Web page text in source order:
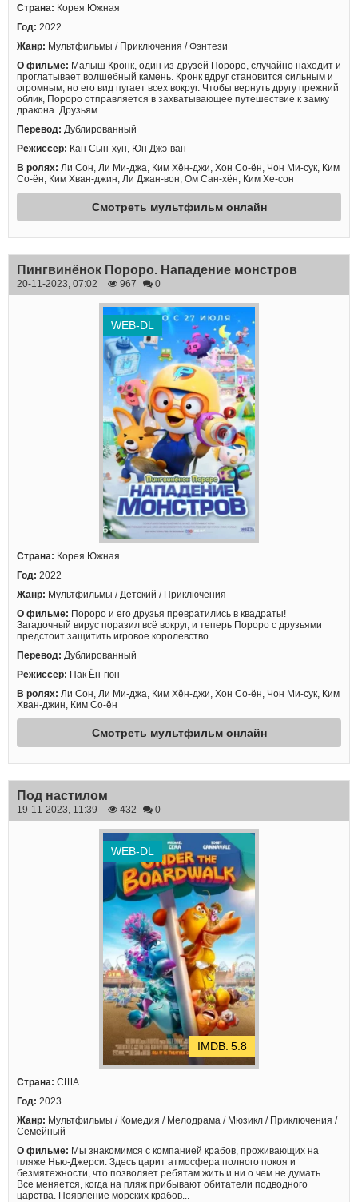
Страна: Корея Южная
Год: 2022
Жанр: Мультфильмы / Приключения / Фэнтези
О фильме: Малыш Кронк, один из друзей Пороро, случайно находит и
проглатывает волшебный камень. Кронк вдруг становится сильным и
огромным, но его вид пугает всех вокруг. Чтобы вернуть другу прежний
облик, Пороро отправляется в захватывающее путешествие к замку
дракона. Друзьям...
Перевод: Дублированный
Режиссер: Кан Сын-хун, Юн Джэ-ван
В ролях: Ли Сон, Ли Ми-джа, Ким Хён-джи, Хон Со-ён, Чон Ми-сук, Ким
Со-ён, Ким Хван-джин, Ли Джан-вон, Ом Сан-хён, Ким Хе-сон
Смотреть мультфильм онлайн
Пингвинёнок Пороро. Нападение монстров
20-11-2023, 07:02 967 0
WEB-DL
Страна: Корея Южная
Год: 2022
Жанр: Мультфильмы / Детский / Приключения
О фильме: Пороро и его друзья превратились в квадраты!
Загадочный вирус поразил всё вокруг, и теперь Пороро с друзьями
предстоит защитить игровое королевство....
Перевод: Дублированный
Режиссер: Пак Ён-гюн
В ролях: Ли Сон, Ли Ми-джа, Ким Хён-джи, Хон Со-ён, Чон Ми-сук, Ким
Хван-джин, Ким Со-ён
Смотреть мультфильм онлайн
Под настилом
19-11-2023, 11:39 432 0
WEB-DL
5.8
Страна: США
Год: 2023
Жанр: Мультфильмы / Комедия / Мелодрама / Мюзикл / Приключения /
Семейный
О фильме: Мы знакомимся с компанией крабов, проживающих на
пляже Нью-Джерси. Здесь царит атмосфера полного покоя и
безмятежности, что позволяет ребятам жить и ни о чем не думать.
Все меняется, когда на пляж прибывают обитатели подводного
царства. Появление морских крабов...